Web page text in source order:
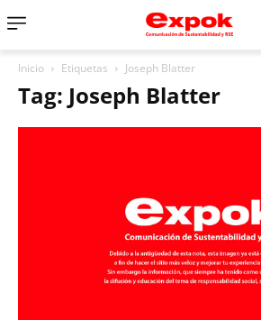
Inicio Etiquetas Joseph Blatter
Tag: Joseph Blatter